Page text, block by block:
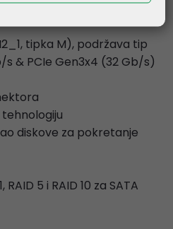
tipka M), podržava tip
s & PCIe Gen3x4 (32 Gb/s)
diskove za pokretanje
5 i RAID 10 za SATA